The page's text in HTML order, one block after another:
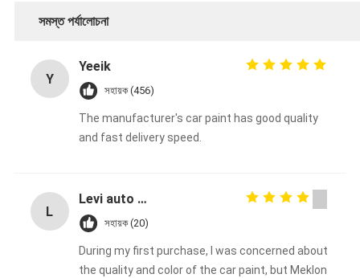
সমস্ত পর্যালোচনা
Y
Yeeik
সহায়ক (456)
The manufacturer's car paint has good quality
and fast delivery speed.
L
Levi auto paint
সহায়ক (20)
During my first purchase, I was concerned about
the quality and color of the car paint, but Meklon